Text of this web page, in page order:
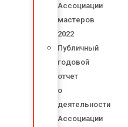
Ассоциации
мастеров
2022
Публичный
годовой
отчет
о
деятельности
Ассоциации